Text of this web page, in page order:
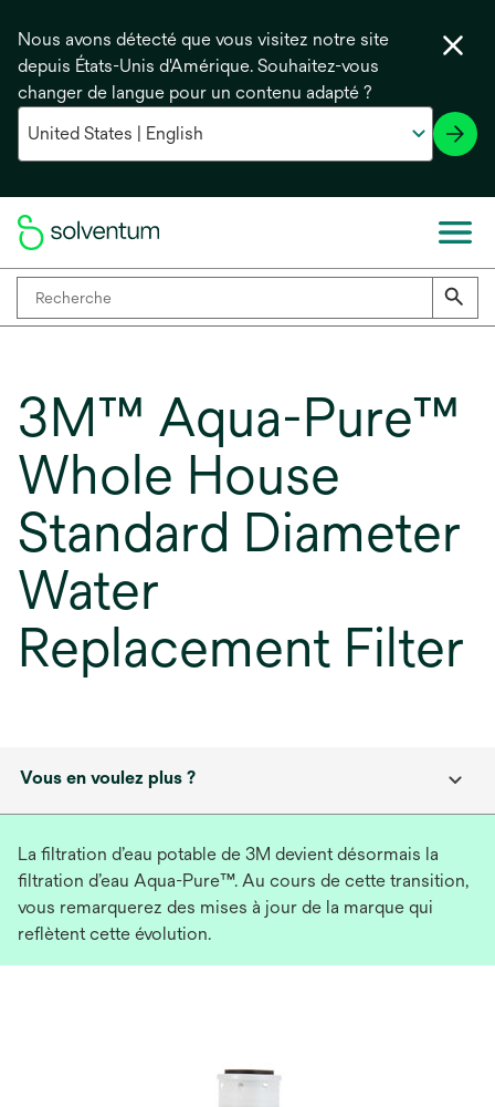
Nous avons détecté que vous visitez notre site
depuis États-Unis d'Amérique. Souhaitez-vous
changer de langue pour un contenu adapté ?
3M™ Aqua-Pure™
Whole House
Standard Diameter
Water
Replacement Filter
Vous en voulez plus ?
La filtration d’eau potable de 3M devient désormais la
filtration d’eau Aqua-Pure™. Au cours de cette transition,
vous remarquerez des mises à jour de la marque qui
reflètent cette évolution.